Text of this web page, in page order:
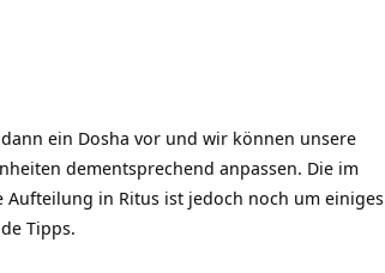
ein Dosha vor und wir können unsere
dementsprechend anpassen. Die im
in Ritus ist jedoch noch um einiges
Tipps.